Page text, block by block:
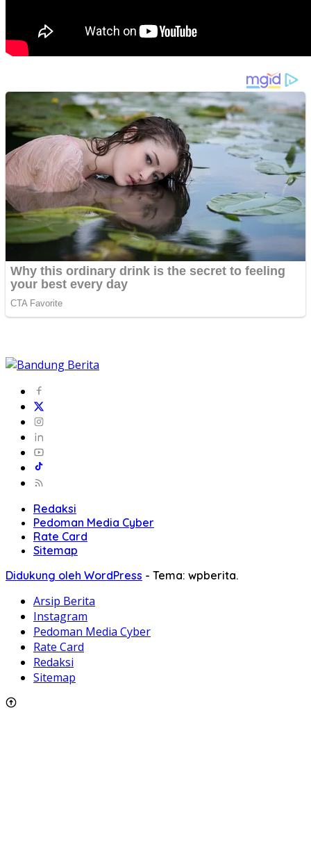
Redaksi
Pedoman Media Cyber
Rate Card
Sitemap
Didukung oleh WordPress - Tema: wpberita.
Arsip Berita
Instagram
Pedoman Media Cyber
Rate Card
Redaksi
Sitemap